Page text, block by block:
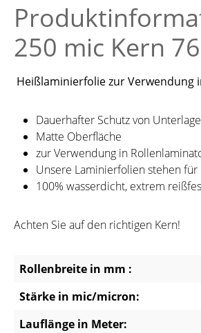
250 mic Kern
Heißlaminierfolie zur Verwendung
Dauerhafter Schutz von
Matte Oberfläche
zur Verwendung in
Unsere Laminierfolien stehen
100% wasserdicht, extrem
Achten Sie auf den richtigen Kern!
Rollenbreite in mm :
Stärke in mic/micron:
Lauflänge in Meter: